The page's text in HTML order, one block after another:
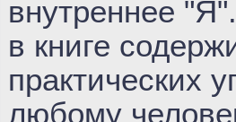
внутреннее
в книге
практических
любому